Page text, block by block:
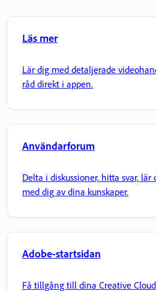
Läs mer
Lär dig med detaljerade
råd direkt i appen.
Användarforum
Delta i diskussioner, hitta svar,
med dig av dina kunskaper.
Adobe-startsidan
Få tillgång till dina Creative